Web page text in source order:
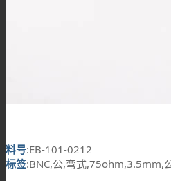
料号:EB-101-0212
标签:BNC,公,弯式,75ohm,3.5mm,